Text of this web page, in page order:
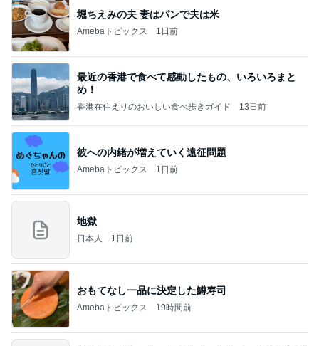
堀ちえみの夫 妻はパンで夫は米
Amebaトピックス 1日前
最近の香港で食べて感動したもの、いろいろまと
め！
香港在住えりのおいしい食べ歩きガイド 13日前
彼への内緒が増えていく遠征問題
Amebaトピックス 1日前
地獄
日本人 1日前
おもてなし一品に決定した鱒寿司
Amebaトピックス 19時間前